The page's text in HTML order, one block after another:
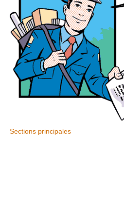
Sections principales